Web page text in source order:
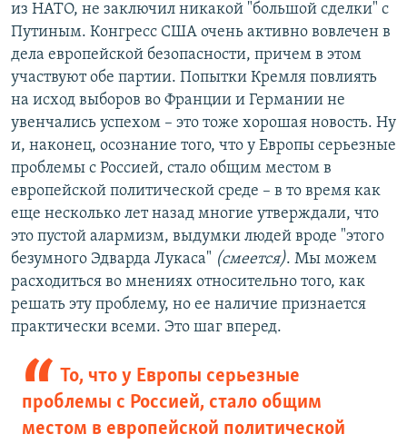
из НАТО, не заключил никакой "большой сделки" с
Путиным. Конгресс США очень активно вовлечен в
дела европейской безопасности, причем в этом
участвуют обе партии. Попытки Кремля повлиять
на исход выборов во Франции и Германии не
увенчались успехом – это тоже хорошая новость. Ну
и, наконец, осознание того, что у Европы серьезные
проблемы с Россией, стало общим местом в
европейской политической среде – в то время как
еще несколько лет назад многие утверждали, что
это пустой алармизм, выдумки людей вроде "этого
безумного Эдварда Лукаса" (смеется). Мы можем
расходиться во мнениях относительно того, как
решать эту проблему, но ее наличие признается
практически всеми. Это шаг вперед.
То, что у Европы серьезные
проблемы с Россией, стало общим
местом в европейской политической